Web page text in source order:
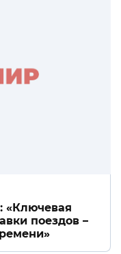
«Ключевая
поездов –